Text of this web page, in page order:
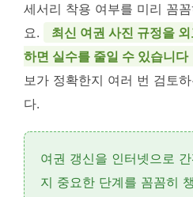
세서리 착용 여부를 미리 꼼
요.
최신 여권 사진 규정을
하면 실수를 줄일 수 있습니다
보가 정확한지 여러 번 검토
다.
여권 갱신을 인터넷으로
지 중요한 단계를 꼼꼼히